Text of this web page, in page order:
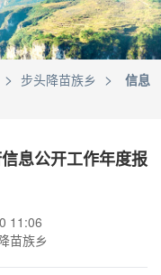
> 步头降苗族乡 >
信息
息公开工作年度报
11:06
苗族乡